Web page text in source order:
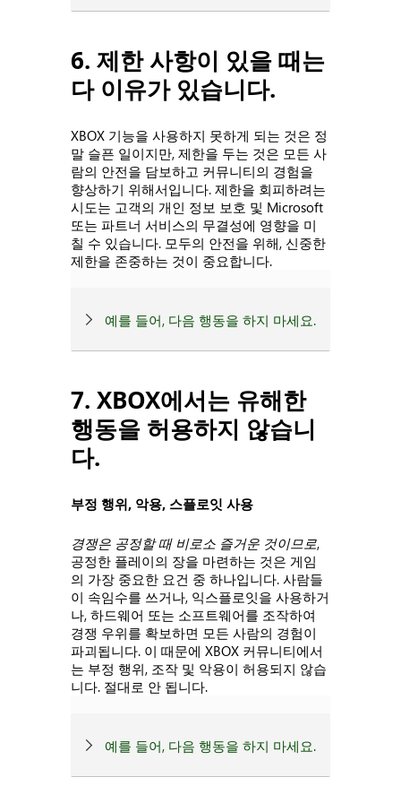
6. 제한 사항이 있을 때는
다 이유가 있습니다.
XBOX 기능을 사용하지 못하게 되는 것은 정
말 슬픈 일이지만, 제한을 두는 것은 모든 사
람의 안전을 담보하고 커뮤니티의 경험을
향상하기 위해서입니다. 제한을 회피하려는
시도는 고객의 개인 정보 보호 및 Microsoft
또는 파트너 서비스의 무결성에 영향을 미
칠 수 있습니다. 모두의 안전을 위해, 신중한
제한을 존중하는 것이 중요합니다.
예를 들어, 다음 행동을 하지 마세요.
7. XBOX에서는 유해한
행동을 허용하지 않습니
다.
부정 행위, 악용, 스플로잇 사용
경쟁은 공정할 때 비로소 즐거운 것이므로,
공정한 플레이의 장을 마련하는 것은 게임
의 가장 중요한 요건 중 하나입니다. 사람들
이 속임수를 쓰거나, 익스플로잇을 사용하거
나, 하드웨어 또는 소프트웨어를 조작하여
경쟁 우위를 확보하면 모든 사람의 경험이
파괴됩니다. 이 때문에 XBOX 커뮤니티에서
는 부정 행위, 조작 및 악용이 허용되지 않습
니다. 절대로 안 됩니다.
예를 들어, 다음 행동을 하지 마세요.